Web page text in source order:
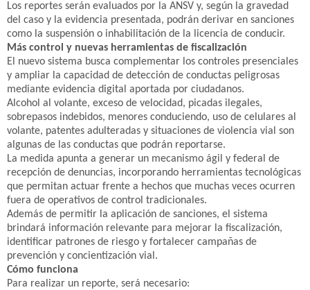
Los reportes serán evaluados por la ANSV y, según la gravedad
del caso y la evidencia presentada, podrán derivar en sanciones
como la suspensión o inhabilitación de la licencia de conducir.
Más control y nuevas herramientas de fiscalización
El nuevo sistema busca complementar los controles presenciales
y ampliar la capacidad de detección de conductas peligrosas
mediante evidencia digital aportada por ciudadanos.
Alcohol al volante, exceso de velocidad, picadas ilegales,
sobrepasos indebidos, menores conduciendo, uso de celulares al
volante, patentes adulteradas y situaciones de violencia vial son
algunas de las conductas que podrán reportarse.
La medida apunta a generar un mecanismo ágil y federal de
recepción de denuncias, incorporando herramientas tecnológicas
que permitan actuar frente a hechos que muchas veces ocurren
fuera de operativos de control tradicionales.
Además de permitir la aplicación de sanciones, el sistema
brindará información relevante para mejorar la fiscalización,
identificar patrones de riesgo y fortalecer campañas de
prevención y concientización vial.
Cómo funciona
Para realizar un reporte, será necesario: